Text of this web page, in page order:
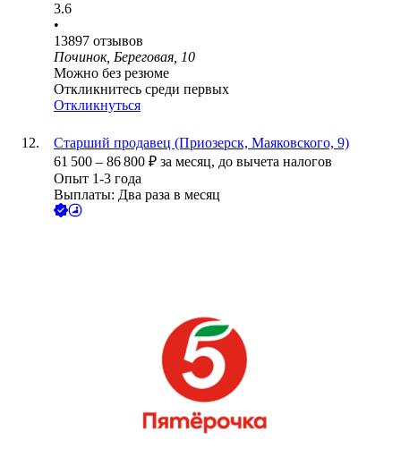
3.6
•
13897 отзывов
Починок, Береговая, 10
Можно без резюме
Откликнитесь среди первых
Откликнуться
Старший продавец (Приозерск, Маяковского, 9)
61 500 – 86 800 ₽ за месяц, до вычета налогов
Опыт 1-3 года
Выплаты: Два раза в месяц